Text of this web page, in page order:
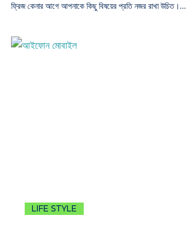
ফ্রিজ কেনার আগে আপনাকে কিছু বিষয়ের প্রতি নজর রাখা উচিত।…
LIFE STYLE